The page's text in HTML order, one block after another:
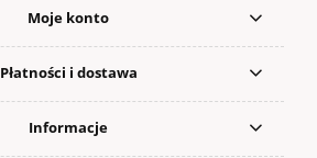
Moje konto
Płatności i dostawa
Informacje